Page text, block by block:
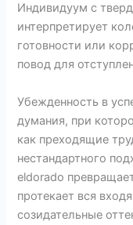
Индивидуум с
интерпретирует
готовности или
повод для
Убежденность в
думания, при
как преходящие
нестандартного
eldorado
протекает вся
созидательные